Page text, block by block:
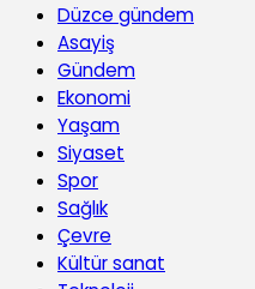
Düzce gündem
Asayiş
Gündem
Ekonomi
Yaşam
Siyaset
Spor
Sağlık
Çevre
Kültür sanat